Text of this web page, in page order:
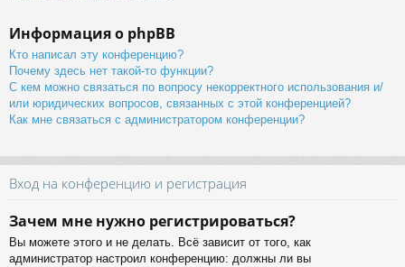
Информация о phpBB
Кто написал эту конференцию?
Почему здесь нет такой-то функции?
С кем можно связаться по вопросу некорректного использования и/
или юридических вопросов, связанных с этой конференцией?
Как мне связаться с администратором конференции?
Вход на конференцию и регистрация
Зачем мне нужно регистрироваться?
Вы можете этого и не делать. Всё зависит от того, как
администратор настроил конференцию: должны ли вы